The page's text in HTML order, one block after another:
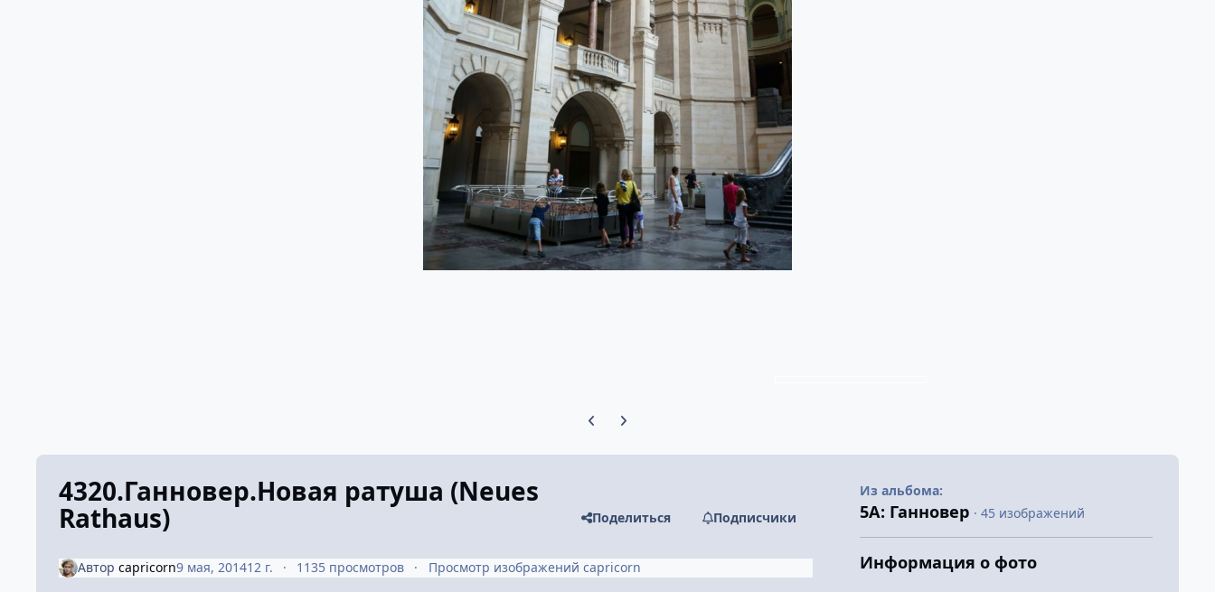
Предыдущий слайд карусели
Следующий слайд карусели
4320.Ганновер.Новая ратуша (Neues
Rathaus) Поделиться Подписчики
Автор capricorn9 мая, 201412 г. 1135 просмотров Просмотр изображений capricorn
Из альбома:
5А: Ганновер · 45 изображений
Информация о фото